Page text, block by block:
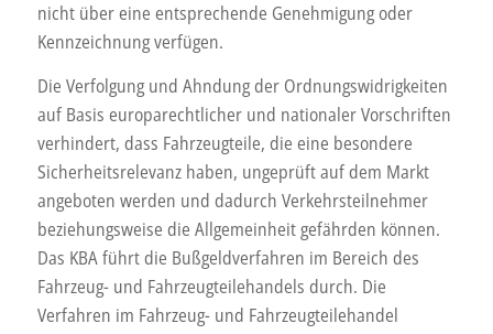
nicht über eine entsprechende Genehmigung oder
Kennzeichnung verfügen.
Die Verfolgung und Ahndung der Ordnungswidrigkeiten
auf Basis europarechtlicher und nationaler Vorschriften
verhindert, dass Fahrzeugteile, die eine besondere
Sicherheitsrelevanz haben, ungeprüft auf dem Markt
angeboten werden und dadurch Verkehrsteilnehmer
beziehungsweise die Allgemeinheit gefährden können.
Das KBA führt die Bußgeldverfahren im Bereich des
Fahrzeug- und Fahrzeugteilehandels durch. Die
Verfahren im Fahrzeug- und Fahrzeugteilehandel